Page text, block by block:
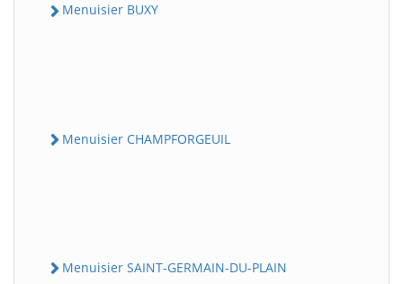
Menuisier BUXY
Menuisier CHAMPFORGEUIL
Menuisier SAINT-GERMAIN-DU-PLAIN